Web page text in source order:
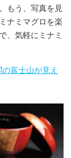
もう、写真を見
ナミマグロを楽
、気軽にミナミ
富士山が見え